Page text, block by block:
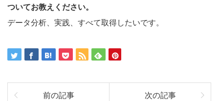
ついてお教えください。
データ分析、実践、すべて取得したいです。
前の記事 次の記事